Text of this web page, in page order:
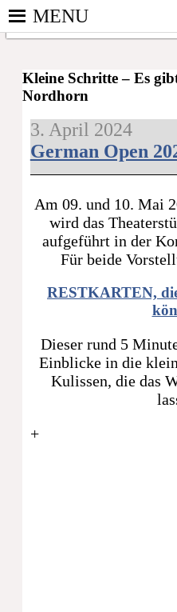
Skip
to
content
bundesweite
Zusammenschluss
kooperierenden
Vereinen und
dem Mittel
Tischtennis –
überwiegend
ehrenamtlich um
Parkinson und
kümmert.
MENU
Kleine Schritte – Es
Nordhorn
3. April 2024
German Open
Am 09. und 10. Mai
wird das
aufgeführt in der
Für beide
RESTKARTEN,
Dieser rund 5
Einblicke in die
Kulissen, die das
+